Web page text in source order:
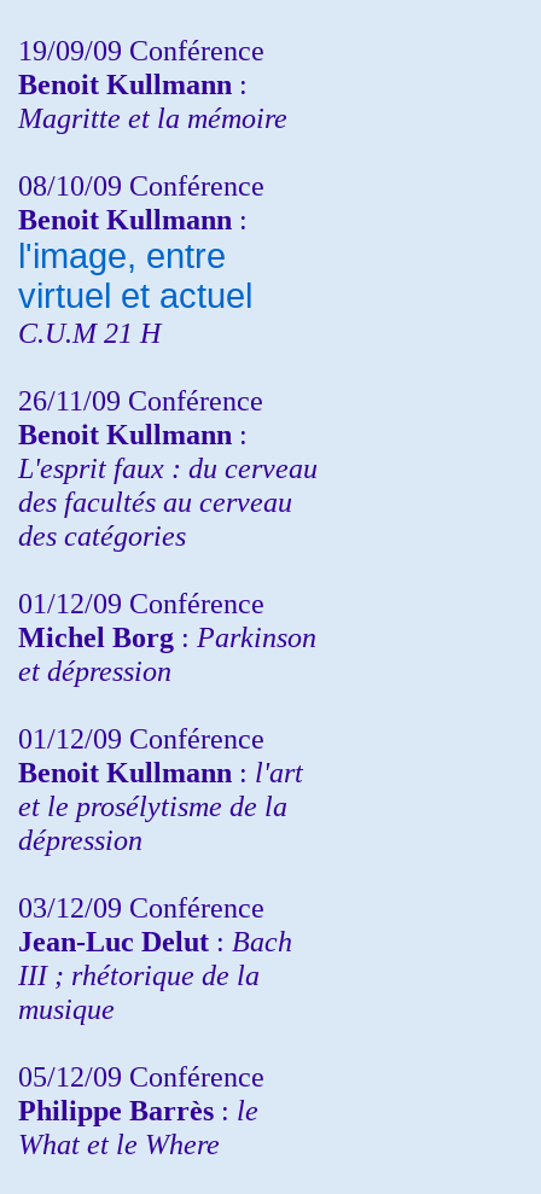
19/09/09 Conférence
Benoit Kullmann :
Magritte et la mémoire
08/10/09 Conférence
Benoit Kullmann :
l'image, entre
virtuel et actuel
C.U.M 21 H
26/11/09 Conférence
Benoit Kullmann :
L'esprit faux : du cerveau
des facultés au cerveau
des catégories
01/12/09 Conférence
Michel Borg : Parkinson
et dépression
01/12/09 Conférence
Benoit Kullmann : l'art
et le prosélytisme de la
dépression
03/12/09 Conférence
Jean-Luc Delut : Bach
III ; rhétorique de la
musique
05/12/09 Conférence
Philippe Barrès : le
What et le Where